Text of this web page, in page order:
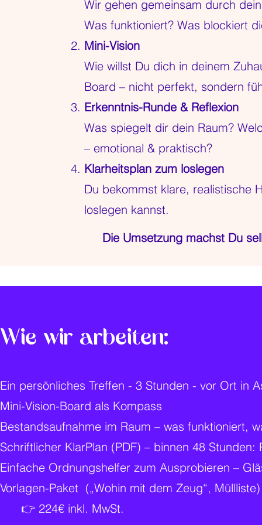
Was funktioniert? Was blockiert
Mini-Vision
Wie willst Du dich in deinem
Board – nicht perfekt, sondern
Erkenntnis-Runde & Reflexion
Was spiegelt dir dein Raum?
– emotional & praktisch?
Klarheitsplan zum loslegen
Du bekommst klare, realistische
loslegen kannst.
Wir gehen gemeinsam durch
Was funktioniert? Was blockiert
Mini-Vision
Wie willst Du dich in deinem
Board – nicht perfekt, sondern
Erkenntnis-Runde & Reflexion
Was spiegelt dir dein Raum?
– emotional & praktisch?
Klarheitsplan zum loslegen
Du bekommst klare, realistische
loslegen kannst.
Die Umsetzung machst Du
Wie wir arbeiten:
Ein persönliches Treffen - 3 Stunden - vor Ort in
Mini-Vision-Board als Kompass
Bestandsaufnahme im Raum – was funktioniert,
Schriftlicher KlarPlan (PDF) – binnen 48
Einfache Ordnungshelfer zum Ausprobieren –
Vorlagen-Paket („Wohin mit dem Zeug“, Müllliste)
👉 224€ inkl. MwSt.